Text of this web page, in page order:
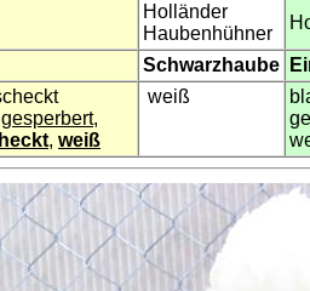
Holländer
Haubenhühner
Schwarzhaube
gesperbert,
, weiß
weiß